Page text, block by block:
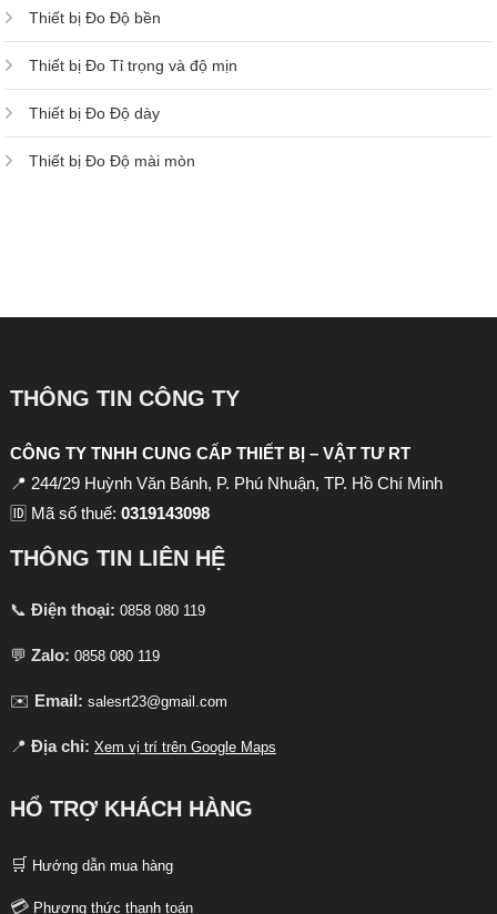
Thiết bị Đo Độ bền
Thiết bị Đo Tỉ trọng và độ mịn
Thiết bị Đo Độ dày
Thiết bị Đo Độ mài mòn
THÔNG TIN CÔNG TY
CÔNG TY TNHH CUNG CẤP THIẾT BỊ – VẬT TƯ RT
📍 244/29 Huỳnh Văn Bánh, P. Phú Nhuận, TP. Hồ Chí Minh
🆔 Mã số thuế: 0319143098
THÔNG TIN LIÊN HỆ
📞 Điện thoại: 0858 080 119
💬 Zalo: 0858 080 119
✉️ Email: salesrt23@gmail.com
📍 Địa chỉ: Xem vị trí trên Google Maps
HỔ TRỢ KHÁCH HÀNG
🛒 Hướng dẫn mua hàng
💳 Phương thức thanh toán